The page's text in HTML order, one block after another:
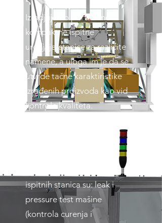
Izradjujemo portabilne-
kompaktne ispitne
uredjaje/stanice za različite
namene, a uloga im je da se
utvrde tačne karaktiristike
izrađenih proizvoda kao vid
kontrole kvaliteta.
ispitnih stanica su: leak i
pressure test mašine
(kontrola curenja i